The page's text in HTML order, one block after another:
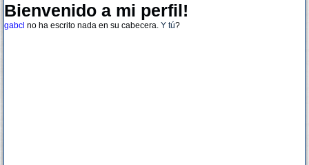
Bienvenido a mi perfil!
gabcl no ha escrito nada en su cabecera. Y tú?